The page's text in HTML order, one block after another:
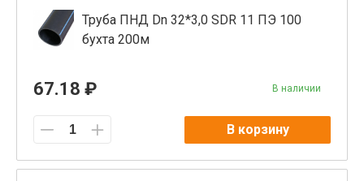
Труба ПНД Dn 32*3,0 SDR 11 ПЭ 100
бухта 200м
67.18 ₽ В наличии
В корзину